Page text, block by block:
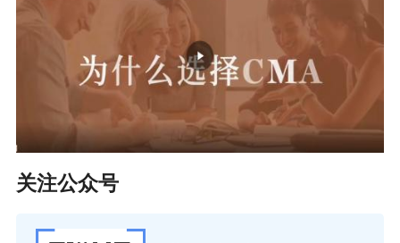
以及第三部分或有事项、所得税、政策变更、资
产负债表日后事项等特殊会计业务，可以作为学
习CMA-P1的预习资料。即考完中级的考生们相
对来说可以轻松备考CMA，事半功倍！
CMA持证人的就业前景
关注公众号